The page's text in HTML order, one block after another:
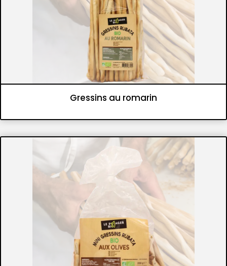
Gressins au romarin
Gressins et flûtes croustillantes Panifications